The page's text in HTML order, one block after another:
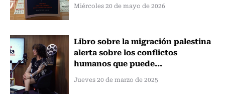
Miércoles 20 de mayo de 2026
Libro sobre la migración palestina
alerta sobre los conflictos
humanos que puede...
Jueves 20 de marzo de 2025